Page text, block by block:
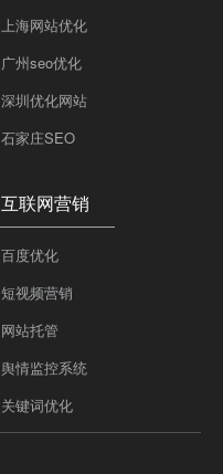
上海网站优化
广州seo优化
深圳优化网站
石家庄SEO
互联网营销
百度优化
短视频营销
网站托管
舆情监控系统
关键词优化